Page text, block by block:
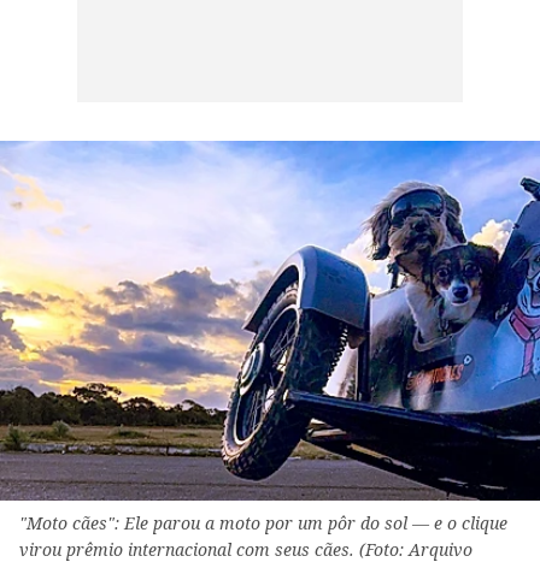
"Moto cães": Ele parou a moto por um pôr do sol — e o clique
virou prêmio internacional com seus cães. (Foto: Arquivo